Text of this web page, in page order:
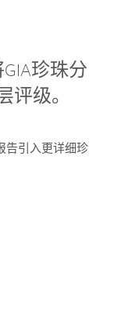
珍珠分
级。
告引入更详细珍